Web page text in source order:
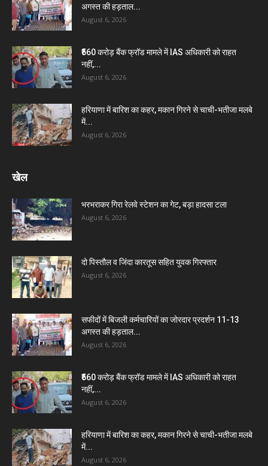
अगस्त की हड़ताल...
August 6, 2026
₹560 करोड़ बैंक फ्रॉड मामले में IAS अधिकारी को राहत
नहीं,...
August 6, 2026
हरियाणा में बारिश का कहर, मकान गिरने से चाची-भतीजा मलबे
में...
August 6, 2026
खेल
भरभराकर गिरा रेलवे स्टेशन का गेट, बड़ा हादसा टला
August 6, 2026
दो पिस्तौल व जिंदा कारतूस सहित युवक गिरफ्तार
August 6, 2026
सफीदों में बिजली कर्मचारियों का जोरदार प्रदर्शन 11-13
अगस्त की हड़ताल...
August 6, 2026
₹560 करोड़ बैंक फ्रॉड मामले में IAS अधिकारी को राहत
नहीं,...
August 6, 2026
हरियाणा में बारिश का कहर, मकान गिरने से चाची-भतीजा मलबे
में...
August 6, 2026